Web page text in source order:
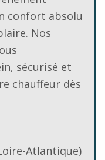
confort absolu
Nos
sécurisé et
chauffeur dès
Atlantique)